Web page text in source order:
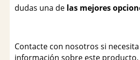
dudas una de las mejores
Contacte con nosotros si
información sobre este producto.